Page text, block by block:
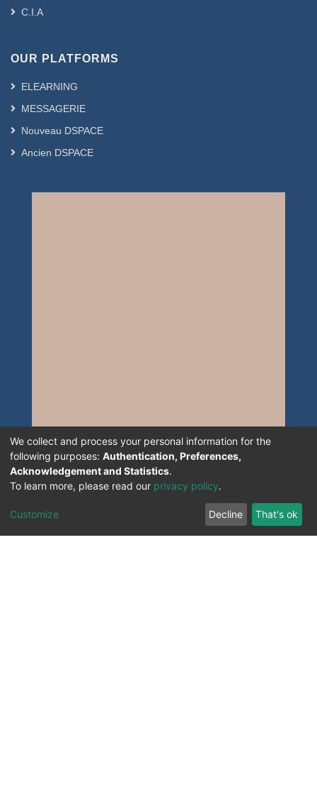
C.I.A
OUR PLATFORMS
ELEARNING
MESSAGERIE
Nouveau DSPACE
Ancien DSPACE
We collect and process your personal information for the
following purposes: Authentication, Preferences,
Acknowledgement and Statistics.
To learn more, please read our privacy policy.
Customize Decline That's ok